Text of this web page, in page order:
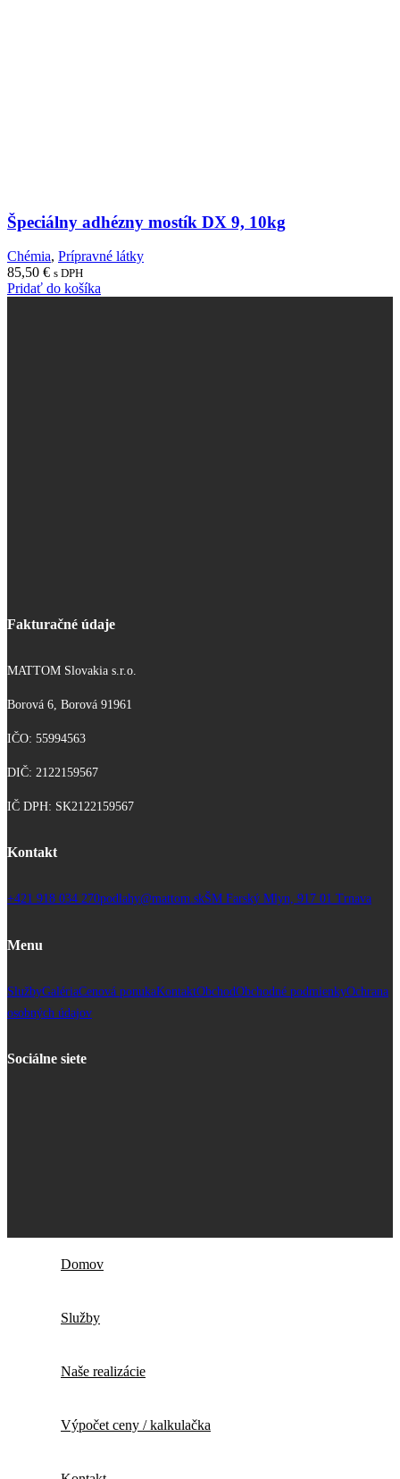
Špeciálny adhézny mostík DX 9, 10kg
Chémia, Prípravné látky
85,50 € s DPH
Pridať do košíka
Fakturačné údaje
MATTOM Slovakia s.r.o.
Borová 6, Borová 91961
IČO: 55994563
DIČ: 2122159567
IČ DPH: SK2122159567
Kontakt
+421 918 034 270podlahy@mattom.skŠM Farský Mlyn, 917 01 Trnava
Menu
SlužbyGalériaCenová ponukaKontaktObchodObchodné podmienkyOchrana
osobných údajov
Sociálne siete
Domov
Služby
Naše realizácie
Výpočet ceny / kalkulačka